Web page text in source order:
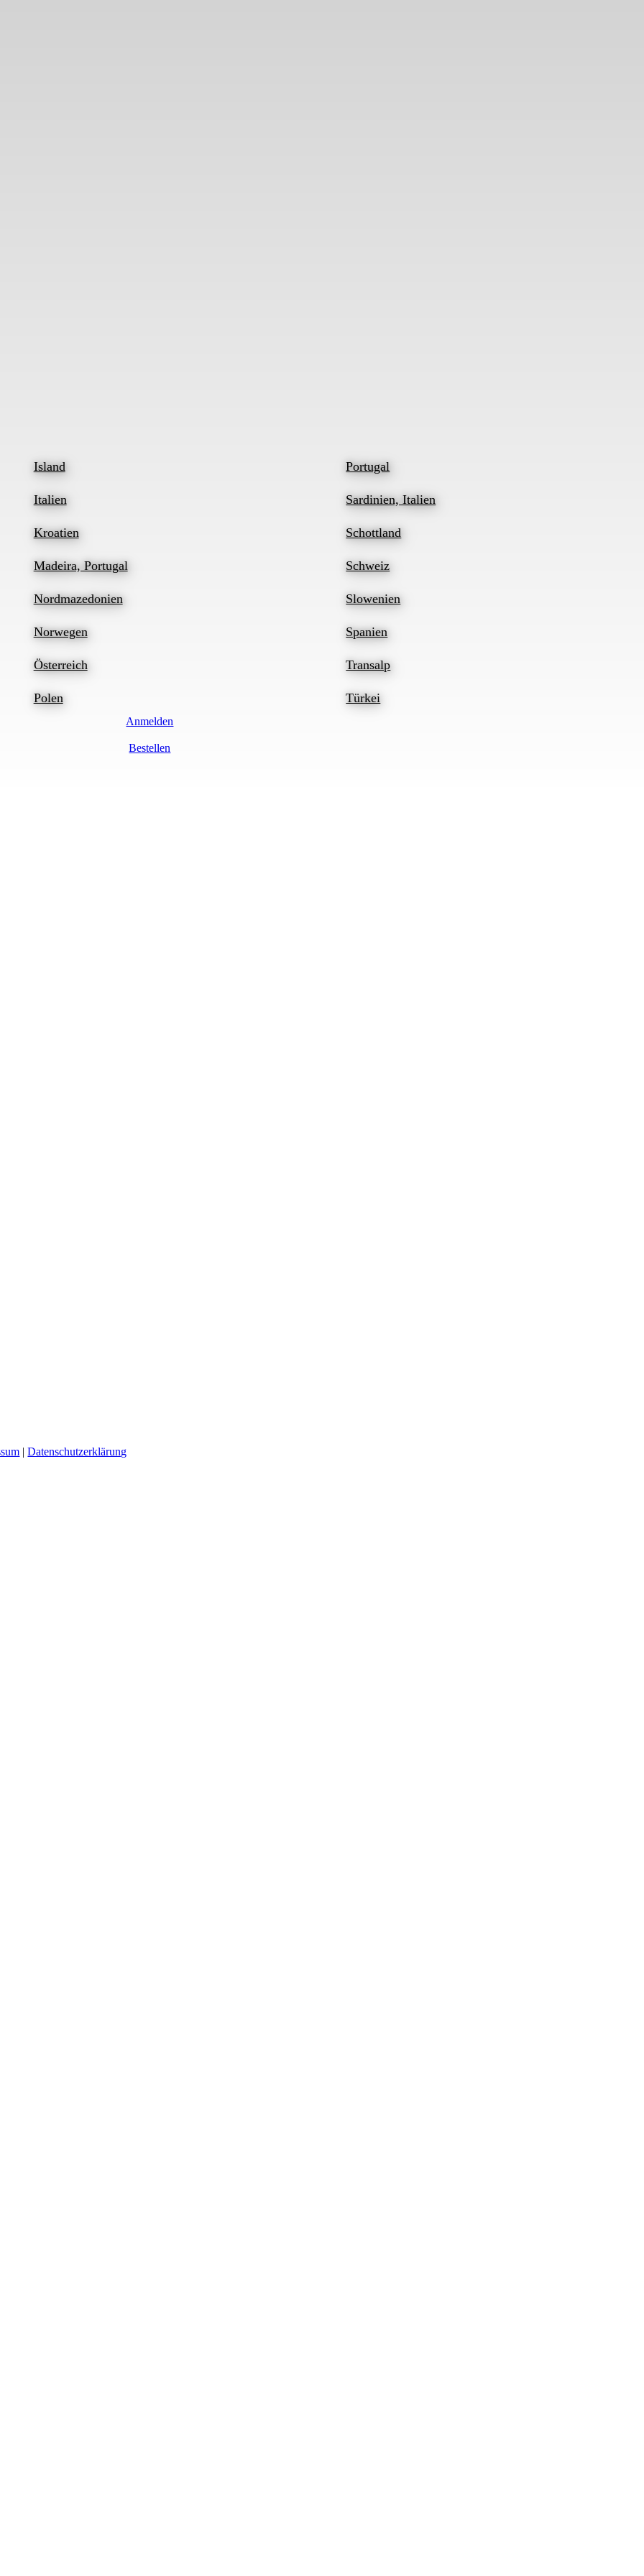
Island
Italien
Kroatien
Madeira, Portugal
Nordmazedonien
Norwegen
Österreich
Polen
Portugal
Sardinien, Italien
Schottland
Schweiz
Slowenien
Spanien
Transalp
Türkei
Anmelden
Bestellen
|Datenschutzerklärung